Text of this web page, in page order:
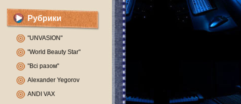
Рубрики
"UNVASION"
"World Beauty Star"
"Всі разом"
Alexander Yegorov
ANDI VAX